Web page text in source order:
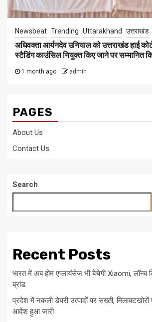
Newsbeat Trending Uttarakhand उत्तराखंड
अधिवक्ता आर्यनदेव उनियाल को उत्तराखंड हाई
स्टैडिंग काउंसिल नियुक्त किए जाने पर सम्मानित
1 month ago admin
PAGES
About Us
Contact Us
Search
Recent Posts
भारत में अब होम एप्लायंसेज भी बेचेगी Xiaomi, लॉन्च
ब्रांड
प्रदेश में नकली डेयरी उत्पादों पर सख्ती,
आदेश हुआ जारी